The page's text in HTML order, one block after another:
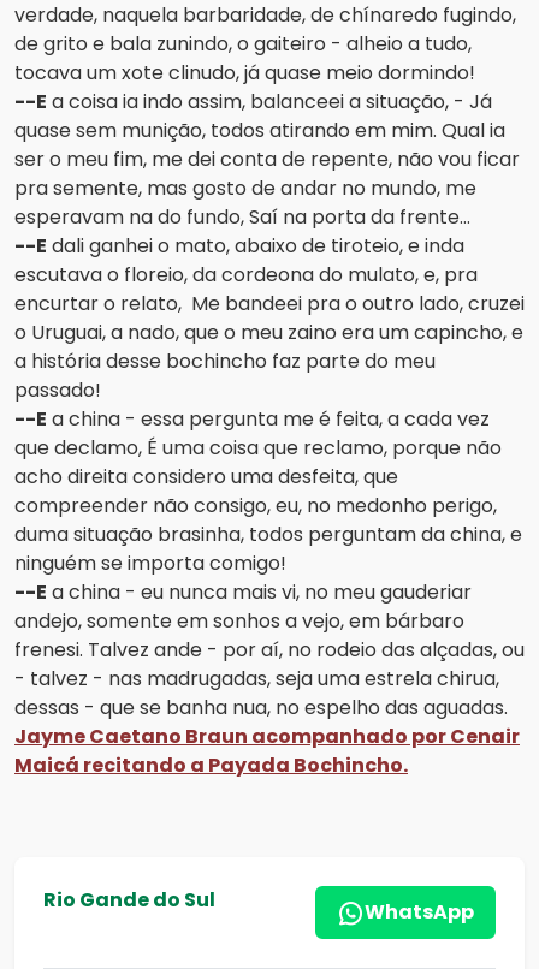
verdade, naquela barbaridade, de chínaredo fugindo,
de grito e bala zunindo, o gaiteiro - alheio a tudo,
tocava um xote clinudo, já quase meio dormindo!
--E a coisa ia indo assim, balanceei a situação, - Já
quase sem munição, todos atirando em mim. Qual ia
ser o meu fim, me dei conta de repente, não vou ficar
pra semente, mas gosto de andar no mundo, me
esperavam na do fundo, Saí na porta da frente...
--E dali ganhei o mato, abaixo de tiroteio, e inda
escutava o floreio, da cordeona do mulato, e, pra
encurtar o relato, Me bandeei pra o outro lado, cruzei
o Uruguai, a nado, que o meu zaino era um capincho, e
a história desse bochincho faz parte do meu
passado!
--E a china - essa pergunta me é feita, a cada vez
que declamo, É uma coisa que reclamo, porque não
acho direita considero uma desfeita, que
compreender não consigo, eu, no medonho perigo,
duma situação brasinha, todos perguntam da china, e
ninguém se importa comigo!
--E a china - eu nunca mais vi, no meu gauderiar
andejo, somente em sonhos a vejo, em bárbaro
frenesi. Talvez ande - por aí, no rodeio das alçadas, ou
- talvez - nas madrugadas, seja uma estrela chirua,
dessas - que se banha nua, no espelho das aguadas.
Jayme Caetano Braun acompanhado por Cenair
Maicá recitando a Payada Bochincho.
Rio Gande do Sul WhatsApp